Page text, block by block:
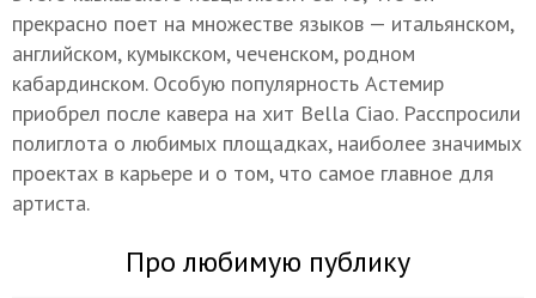
прекрасно поет на множестве языков — итальянском,
английском, кумыкском, чеченском, родном
кабардинском. Особую популярность Астемир
приобрел после кавера на хит Bella Ciao. Расспросили
полиглота о любимых площадках, наиболее значимых
проектах в карьере и о том, что самое главное для
артиста.
Про любимую публику